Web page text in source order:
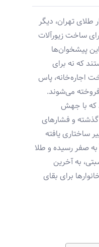
طلای تهران، دیگر
ساخت زیورآلات
پیشخوان‌ها
که نه برای
اجاره‌خانه، پاس
می‌شوند.
که با جهش
و فشارهای
ساختاری یافته
صفر رسیده و طلا
به آخرین
برای بقای